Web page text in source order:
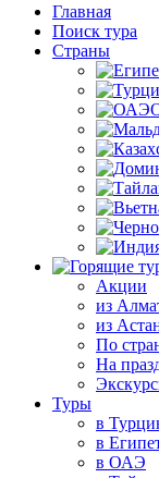
Главная
Поиск тура
Страны
Акции
из
из
По
На
Туры
в
в
в ОАЭ